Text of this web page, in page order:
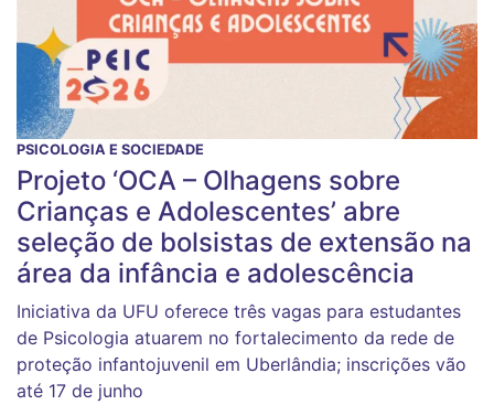
PSICOLOGIA E SOCIEDADE
Projeto ‘OCA – Olhagens sobre
Crianças e Adolescentes’ abre
seleção de bolsistas de extensão na
área da infância e adolescência
Iniciativa da UFU oferece três vagas para estudantes
de Psicologia atuarem no fortalecimento da rede de
proteção infantojuvenil em Uberlândia; inscrições vão
até 17 de junho